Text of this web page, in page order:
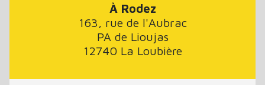
À Rodez
163, rue de l'Aubrac
PA de Lioujas
12740 La Loubière